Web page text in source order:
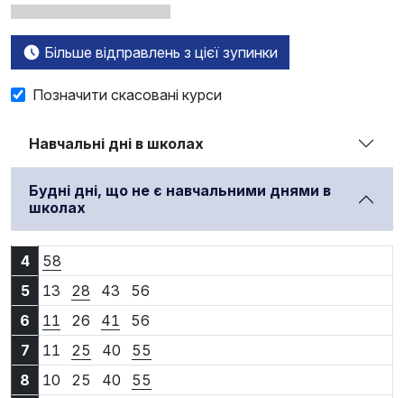
Більше відправлень з цієї зупинки
Позначити скасовані курси
Навчальні дні в школах
Будні дні, що не є навчальними днями в
школах
4 58
5
13 5:13
28 5:28
43 5:43
56
6
11 6:11
26 6:26
41 6:41
56
7
11 7:11
25 7:25
40 7:40
55
8
10 8:10
25 8:25
40 8:40
55